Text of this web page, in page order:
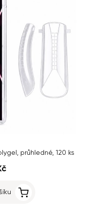
průhledné, 120 ks